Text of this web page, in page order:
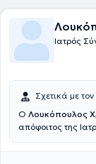
Ιατρός
Σχετικά με τον
Ο Λουκόπουλος
απόφοιτος της
Γαλλίας, μέλος